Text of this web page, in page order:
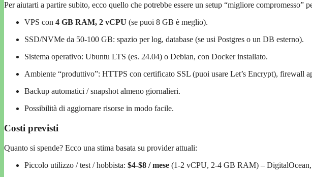
Per aiutarti a partire subito, ecco quello che potrebbe essere un setup “migliore compromesso”
VPS con 4 GB RAM, 2 vCPU (se puoi 8 GB è meglio).
SSD/NVMe da 50-100 GB: spazio per log, database (se usi Postgres o un DB esterno).
Sistema operativo: Ubuntu LTS (es. 24.04) o Debian, con Docker installato.
Ambiente “produttivo”: HTTPS con certificato SSL (puoi usare Let’s Encrypt), firewall
Backup automatici / snapshot almeno giornalieri.
Possibilità di aggiornare risorse in modo facile.
Costi previsti
Quanto si spende? Ecco una stima basata su provider attuali:
Piccolo utilizzo / test / hobbista: $4-$8 / mese (1-2 vCPU, 2-4 GB RAM) – DigitalOcean,